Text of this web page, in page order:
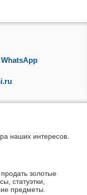
WhatsApp
наших интересов.
золотые
статуэтки,
предметы.